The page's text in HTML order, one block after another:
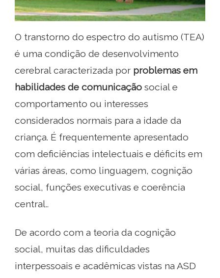
O transtorno do espectro do autismo (TEA)
é uma condição de desenvolvimento
cerebral caracterizada por problemas em
habilidades de comunicação social e
comportamento ou interesses
considerados normais para a idade da
criança. É frequentemente apresentado
com deficiências intelectuais e déficits em
várias áreas, como linguagem, cognição
social, funções executivas e coerência
central..
De acordo com a teoria da cognição
social, muitas das dificuldades
interpessoais e acadêmicas vistas na ASD